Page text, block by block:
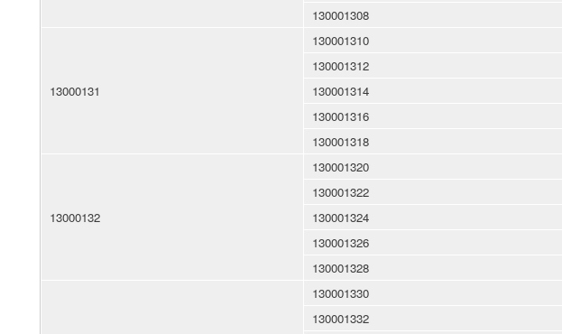
130001308
13000131
130001310
130001312
130001314
130001316
130001318
13000132
130001320
130001322
130001324
130001326
130001328
130001330
130001332